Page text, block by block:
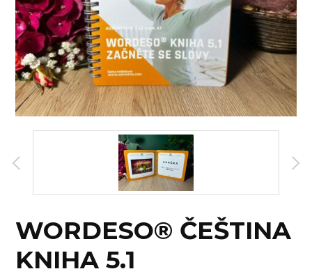
WORDESO® ČEŠTINA
KNIHA 5.1